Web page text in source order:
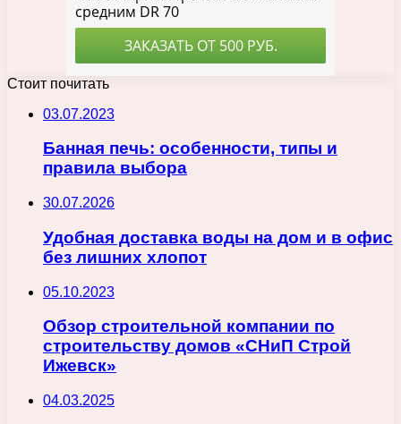
Стоит почитать
03.07.2023
Банная печь: особенности, типы и
правила выбора
30.07.2026
Удобная доставка воды на дом и в офис
без лишних хлопот
05.10.2023
Обзор строительной компании по
строительству домов «СНиП Строй
Ижевск»
04.03.2025